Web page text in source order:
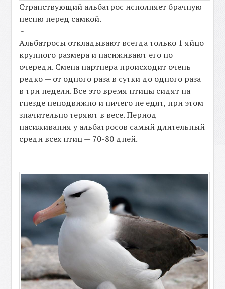
Странствующий альбатрос исполняет брачную
песню перед самкой.
-
Альбатросы откладывают всегда только 1 яйцо
крупного размера и насиживают его по
очереди. Смена партнера происходит очень
редко — от одного раза в сутки до одного раза
в три недели. Все это время птицы сидят на
гнезде неподвижно и ничего не едят, при этом
значительно теряют в весе. Период
насиживания у альбатросов самый длительный
среди всех птиц — 70-80 дней.
-
-